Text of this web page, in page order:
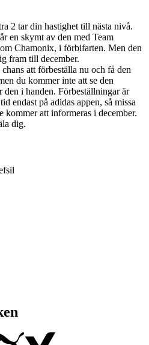
2 tar din hastighet till nästa nivå.
en skymt av den med Team
Chamonix, i förbifarten. Men den
fram till december.
att förbeställa nu och få den
du kommer inte att se den
i handen. Förbeställningar är
endast på adidas appen, så missa
kommer att informeras i december.
dig.